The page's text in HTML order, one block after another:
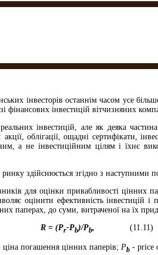
інвесторів останнім часом усе
фінансових інвестицій вітчизняних
інвестицій, але як деяка
облігації, ощадні сертифікати,
а не інвестиційним цілям і їхнє
здійснюється згідно з наступними
для оцінки привабливості цінних
оцінити ефективність інвестицій
паперах, до суми, витраченої на їх
R= (Pr-Pb)/Pb, (11.11)
погашення цінних паперів; Рb - price